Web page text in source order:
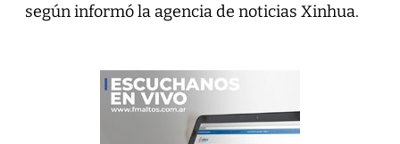
según informó la agencia de noticias Xinhua.